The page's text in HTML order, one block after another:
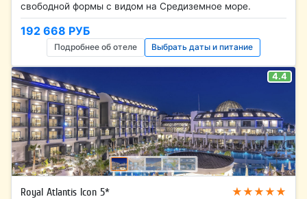
свободной формы с видом на Средиземное море.
192 668 РУБ
Подробнее об отеле Выбрать даты и питание
4.4
Royal Atlantis Icon 5* ★★★★★